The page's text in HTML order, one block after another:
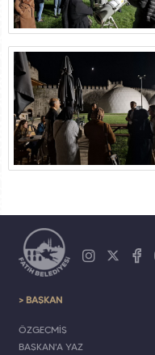
> BAŞKAN
ÖZGEÇMİŞ
BAŞKAN'A YAZ